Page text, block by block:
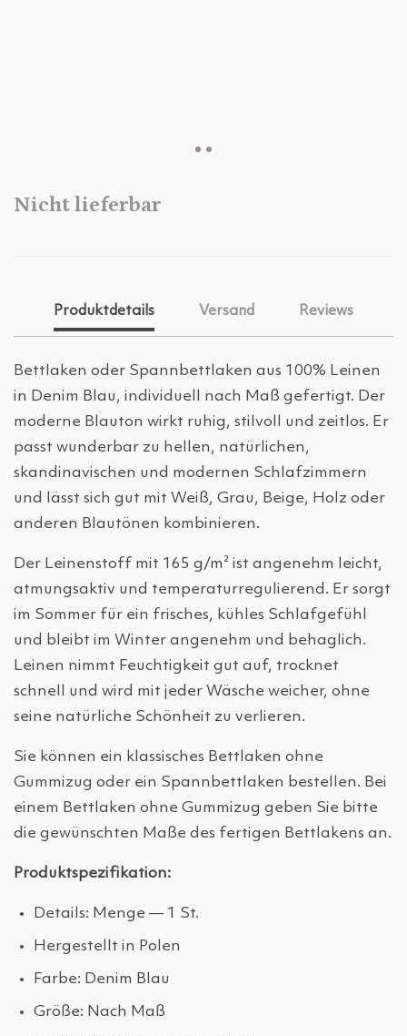
Nicht lieferbar
Produktdetails Versand Reviews
Bettlaken oder Spannbettlaken aus 100% Leinen
in Denim Blau, individuell nach Maß gefertigt. Der
moderne Blauton wirkt ruhig, stilvoll und zeitlos. Er
passt wunderbar zu hellen, natürlichen,
skandinavischen und modernen Schlafzimmern
und lässt sich gut mit Weiß, Grau, Beige, Holz oder
anderen Blautönen kombinieren.
Der Leinenstoff mit 165 g/m² ist angenehm leicht,
atmungsaktiv und temperaturregulierend. Er sorgt
im Sommer für ein frisches, kühles Schlafgefühl
und bleibt im Winter angenehm und behaglich.
Leinen nimmt Feuchtigkeit gut auf, trocknet
schnell und wird mit jeder Wäsche weicher, ohne
seine natürliche Schönheit zu verlieren.
Sie können ein klassisches Bettlaken ohne
Gummizug oder ein Spannbettlaken bestellen. Bei
einem Bettlaken ohne Gummizug geben Sie bitte
die gewünschten Maße des fertigen Bettlakens an.
Produktspezifikation:
Details: Menge — 1 St.
Hergestellt in Polen
Farbe: Denim Blau
Größe: Nach Maß